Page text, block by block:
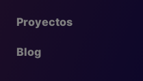
Proyectos
Blog